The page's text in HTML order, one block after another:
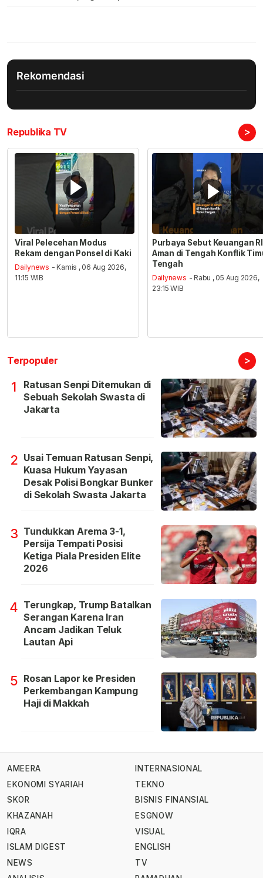
Rekomendasi
Republika TV >
Viral Pelecehan Modus
Rekam dengan Ponsel di Kaki
Dailynews - Kamis , 06 Aug 2026,
11:15 WIB
Purbaya Sebut Keuangan RI
Aman di Tengah Konflik
Tengah
Dailynews - Rabu , 05 Aug 2026,
23:15 WIB
Terpopuler >
1
Ratusan Senpi Ditemukan di
Sebuah Sekolah Swasta di
Jakarta
2 Usai Temuan Ratusan Senpi,
Kuasa Hukum Yayasan
Desak Polisi Bongkar Bunker
di Sekolah Swasta Jakarta
3 Tundukkan Arema 3-1,
Persija Tempati Posisi
Ketiga Piala Presiden Elite
2026
4 Terungkap, Trump Batalkan
Serangan Karena Iran
Ancam Jadikan Teluk
Lautan Api
5 Rosan Lapor ke Presiden
Perkembangan Kampung
Haji di Makkah
AMEERA
EKONOMI SYARIAH
SKOR
KHAZANAH
IQRA
ISLAM DIGEST
NEWS
INTERNASIONAL
TEKNO
BISNIS FINANSIAL
ESGNOW
VISUAL
ENGLISH
TV